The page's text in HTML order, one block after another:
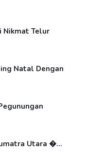
Nikmat Telur
Natal Dengan
Utara �...